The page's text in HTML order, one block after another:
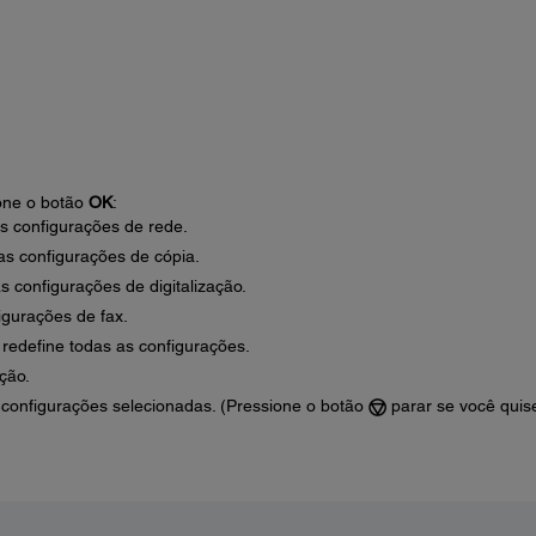
o botão OK:
configurações de rede.
configurações de cópia.
configurações de digitalização.
de fax.
redefine todas as configurações.
selecionadas. (Pressione o botão
parar se você